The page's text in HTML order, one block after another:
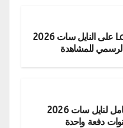
تردد قناة LaLiga TV على النايل سات 2026
الرسمي للمشاهدة
التردد الشبكي الشامل لنايل سات 2026
دفعة واحدة